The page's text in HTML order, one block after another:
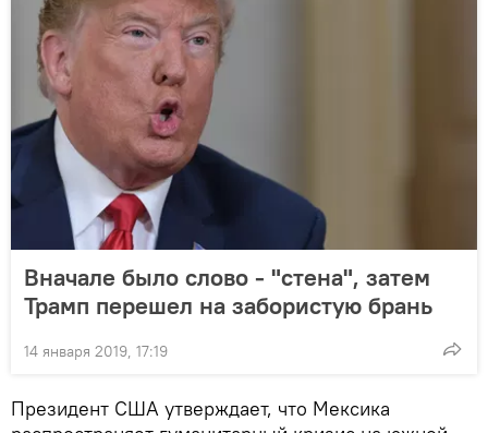
Вначале было слово - "стена", затем
Трамп перешел на забористую брань
14 января 2019, 17:19
Президент США утверждает, что Мексика